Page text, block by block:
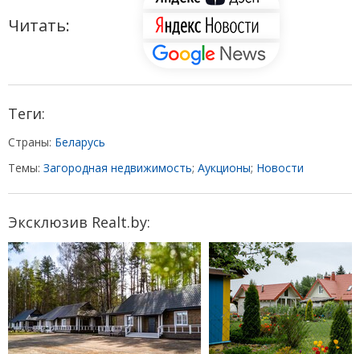
Читать:
Теги:
Страны: Беларусь
Темы: Загородная недвижимость; Аукционы; Новости
Эксклюзив Realt.by: